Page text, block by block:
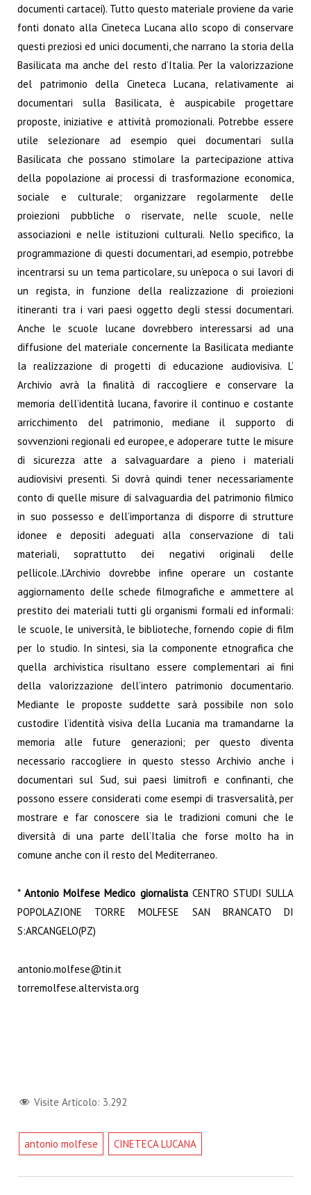
documenti cartacei). Tutto questo materiale proviene da varie
fonti donato alla Cineteca Lucana allo scopo di conservare
questi preziosi ed unici documenti, che narrano la storia della
Basilicata ma anche del resto d’Italia. Per la valorizzazione
del patrimonio della Cineteca Lucana, relativamente ai
documentari sulla Basilicata, è auspicabile progettare
proposte, iniziative e attività promozionali. Potrebbe essere
utile selezionare ad esempio quei documentari sulla
Basilicata che possano stimolare la partecipazione attiva
della popolazione ai processi di trasformazione economica,
sociale e culturale; organizzare regolarmente delle
proiezioni pubbliche o riservate, nelle scuole, nelle
associazioni e nelle istituzioni culturali. Nello specifico, la
programmazione di questi documentari, ad esempio, potrebbe
incentrarsi su un tema particolare, su un’epoca o sui lavori di
un regista, in funzione della realizzazione di proiezioni
itineranti tra i vari paesi oggetto degli stessi documentari.
Anche le scuole lucane dovrebbero interessarsi ad una
diffusione del materiale concernente la Basilicata mediante
la realizzazione di progetti di educazione audiovisiva. L’
Archivio avrà la finalità di raccogliere e conservare la
memoria dell’identità lucana, favorire il continuo e costante
arricchimento del patrimonio, mediane il supporto di
sovvenzioni regionali ed europee, e adoperare tutte le misure
di sicurezza atte a salvaguardare a pieno i materiali
audiovisivi presenti. Si dovrà quindi tener necessariamente
conto di quelle misure di salvaguardia del patrimonio filmico
in suo possesso e dell’importanza di disporre di strutture
idonee e depositi adeguati alla conservazione di tali
materiali, soprattutto dei negativi originali delle
pellicole..L’Archivio dovrebbe infine operare un costante
aggiornamento delle schede filmografiche e ammettere al
prestito dei materiali tutti gli organismi formali ed informali:
le scuole, le università, le biblioteche, fornendo copie di film
per lo studio. In sintesi, sia la componente etnografica che
quella archivistica risultano essere complementari ai fini
della valorizzazione dell’intero patrimonio documentario.
Mediante le proposte suddette sarà possibile non solo
custodire l’identità visiva della Lucania ma tramandarne la
memoria alle future generazioni; per questo diventa
necessario raccogliere in questo stesso Archivio anche i
documentari sul Sud, sui paesi limitrofi e confinanti, che
possono essere considerati come esempi di trasversalità, per
mostrare e far conoscere sia le tradizioni comuni che le
diversità di una parte dell’Italia che forse molto ha in
comune anche con il resto del Mediterraneo.
*Antonio Molfese Medico giornalista CENTRO STUDI SULLA
POPOLAZIONE TORRE MOLFESE SAN BRANCATO DI
S:ARCANGELO(PZ)
antonio.molfese@tin.it
torremolfese.altervista.org
Visite Articolo: 3.292
antonio molfese CINETECA LUCANA